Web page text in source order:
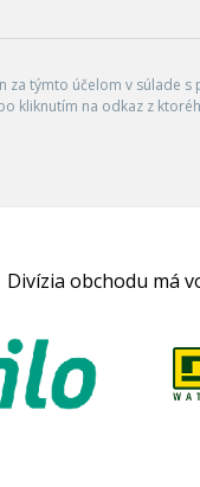
týmto účelom v súlade
kliknutím na odkaz z
Divízia obchodu má